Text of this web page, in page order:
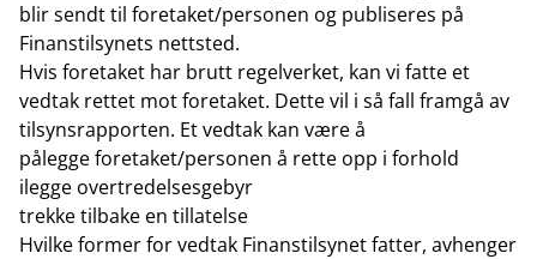
blir sendt til foretaket/personen og publiseres på
Finanstilsynets nettsted.
Hvis foretaket har brutt regelverket, kan vi fatte et
vedtak rettet mot foretaket. Dette vil i så fall framgå av
tilsynsrapporten. Et vedtak kan være å
pålegge foretaket/personen å rette opp i forhold
ilegge overtredelsesgebyr
trekke tilbake en tillatelse
Hvilke former for vedtak Finanstilsynet fatter, avhenger